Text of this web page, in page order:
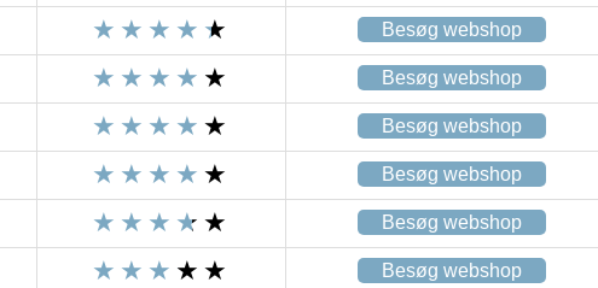
Besøg webshop
Besøg webshop
Besøg webshop
Besøg webshop
Besøg webshop
Besøg webshop